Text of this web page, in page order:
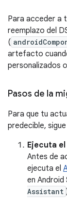
Para acceder a
reemplazo del
(
artefacto
personalizados
Pasos de la
Para que tu
predecible,
Ejecuta
Antes de
ejecuta el
en Android
Assistant